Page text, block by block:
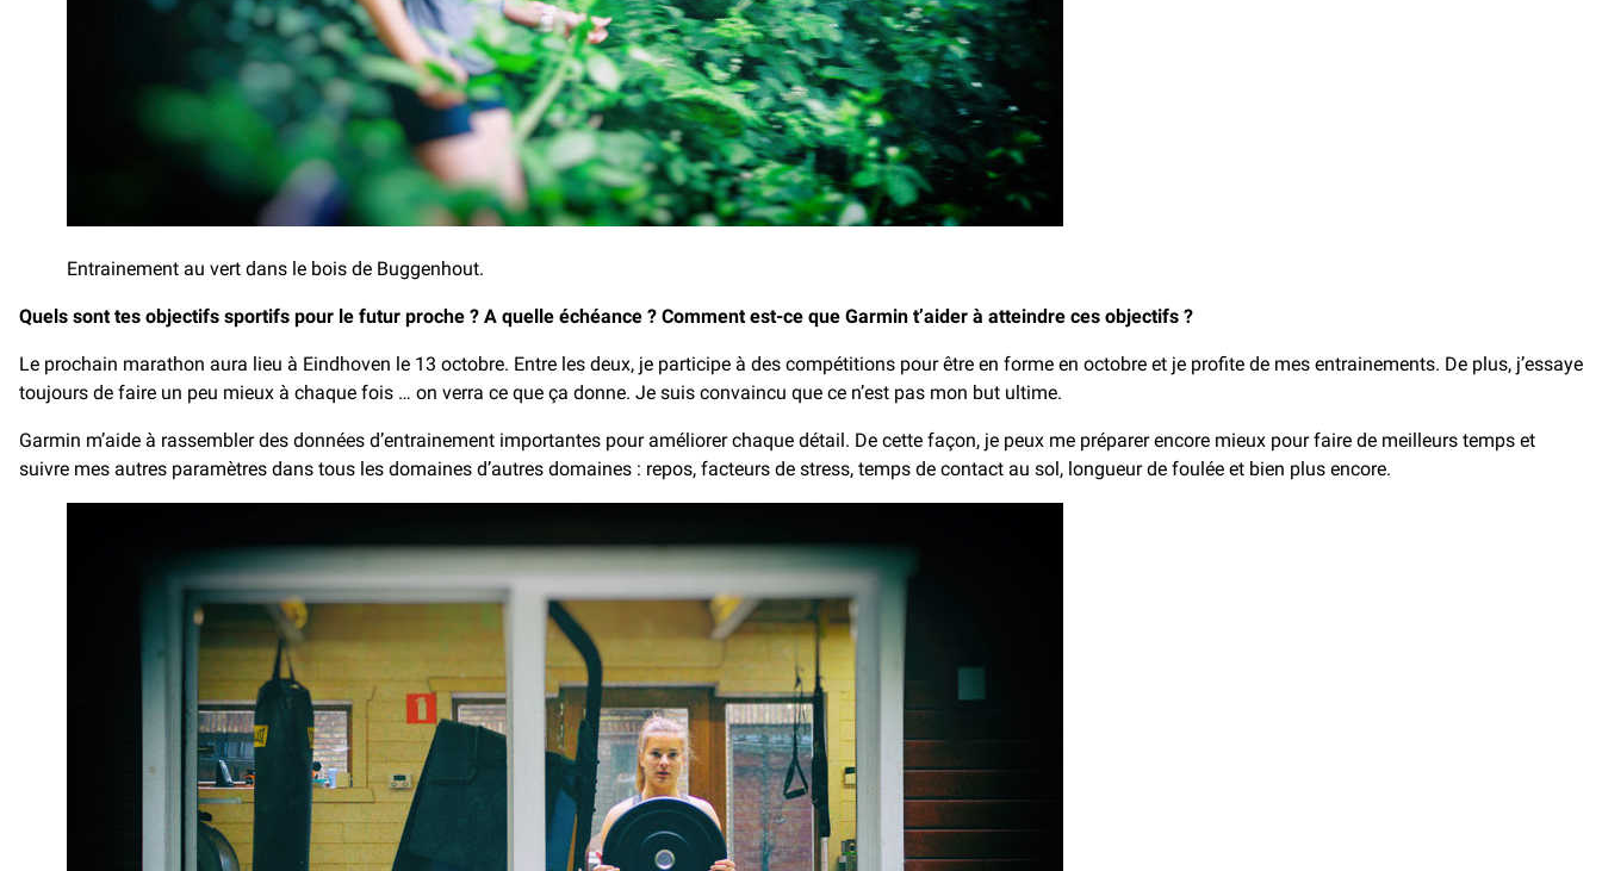
Entrainement au vert dans le bois de Buggenhout.
Quels sont tes objectifs sportifs pour le futur proche ? A quelle échéance ? Comment est-ce que Garmin t’aider à atteindre ces objectifs ?
Le prochain marathon aura lieu à Eindhoven le 13 octobre. Entre les deux, je participe à des compétitions pour être en forme en octobre et je profite de mes entrainements. De plus, j’essaye
toujours de faire un peu mieux à chaque fois … on verra ce que ça donne. Je suis convaincu que ce n’est pas mon but ultime.
Garmin m’aide à rassembler des données d’entrainement importantes pour améliorer chaque détail. De cette façon, je peux me préparer encore mieux pour faire de meilleurs temps et
suivre mes autres paramètres dans tous les domaines d’autres domaines : repos, facteurs de stress, temps de contact au sol, longueur de foulée et bien plus encore.